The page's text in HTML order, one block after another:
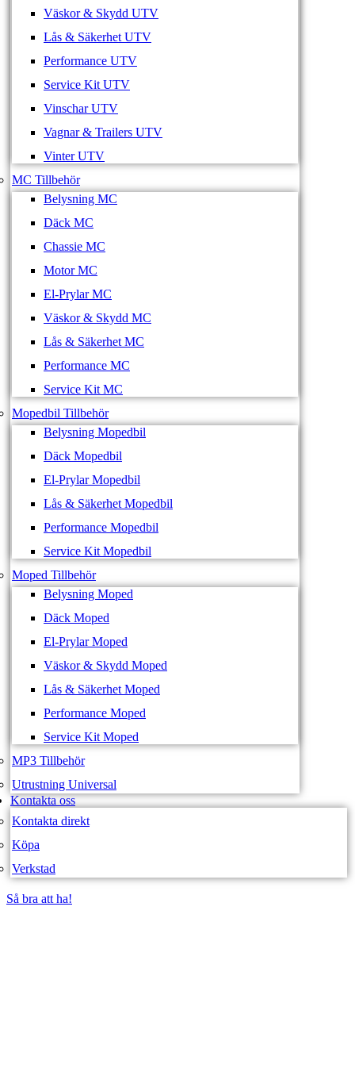
Väskor & Skydd UTV
Lås & Säkerhet UTV
Performance UTV
Service Kit UTV
Vinschar UTV
Vagnar & Trailers UTV
Vinter UTV
MC Tillbehör
Belysning MC
Däck MC
Chassie MC
Motor MC
El-Prylar MC
Väskor & Skydd MC
Lås & Säkerhet MC
Performance MC
Service Kit MC
Mopedbil Tillbehör
Belysning Mopedbil
Däck Mopedbil
El-Prylar Mopedbil
Lås & Säkerhet Mopedbil
Performance Mopedbil
Service Kit Mopedbil
Moped Tillbehör
Belysning Moped
Däck Moped
El-Prylar Moped
Väskor & Skydd Moped
Lås & Säkerhet Moped
Performance Moped
Service Kit Moped
MP3 Tillbehör
Utrustning Universal
Kontakta oss
Kontakta direkt
Köpa
Verkstad
Så bra att ha!